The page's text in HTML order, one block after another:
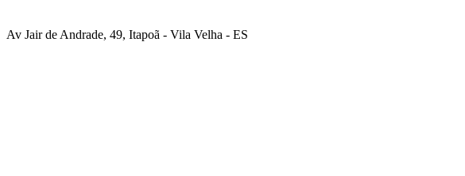
Av Jair de Andrade, 49, Itapoã - Vila Velha - ES